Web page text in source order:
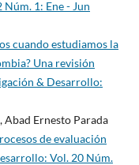
1: Ene - Jun
cuando estudiamos la
Una revisión
& Desarrollo:
Ernesto Parada
de evaluación
Vol. 20 Núm.